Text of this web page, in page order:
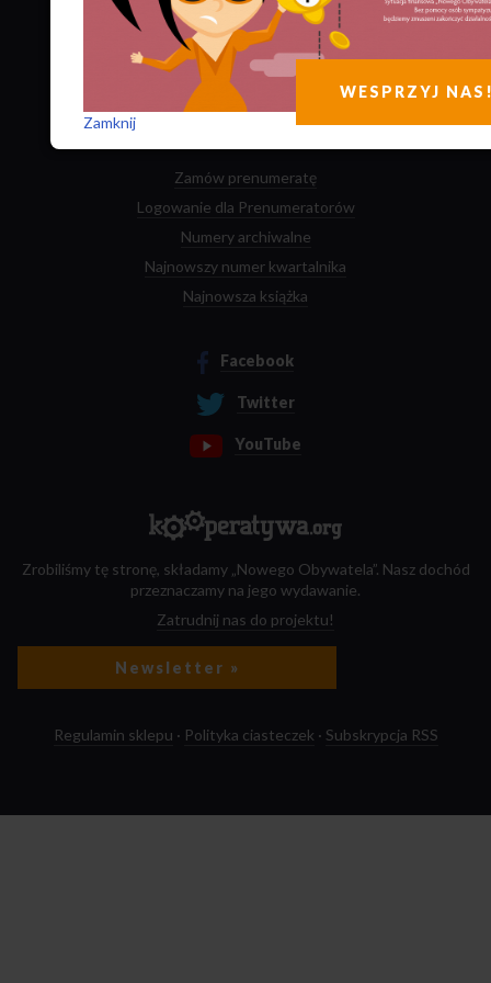
Kontakt
Manifest
Ludzie
Autorzy
Zamów prenumeratę
Logowanie dla Prenumeratorów
Numery archiwalne
Najnowszy numer kwartalnika
Najnowsza książka
Facebook
Twitter
YouTube
Zrobiliśmy tę stronę, składamy „Nowego Obywatela”. Nasz dochód
przeznaczamy na jego wydawanie.
Zatrudnij nas do projektu!
Newsletter »
Regulamin sklepu · Polityka ciasteczek · Subskrypcja RSS
WESPRZYJ
Zamknij